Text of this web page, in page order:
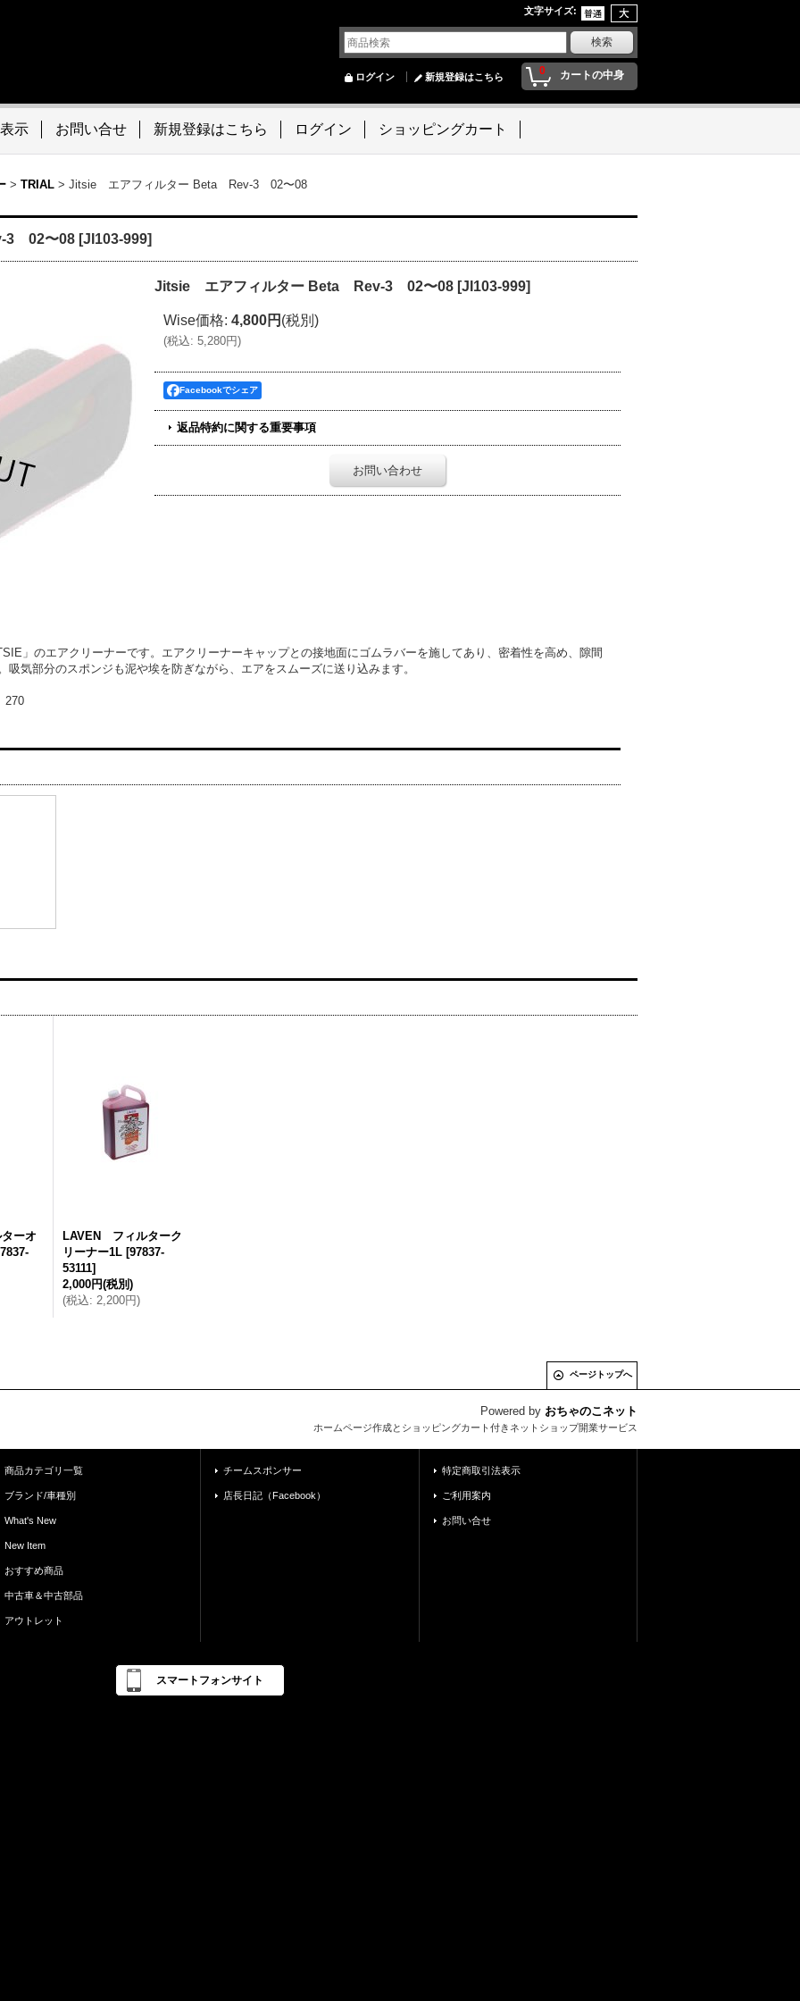
文字サイズ:
0 カートの中身
ログイン 新規登録はこちら
示 お問い合せ 新規登録はこちら ログイン ショッピングカート
> TRIAL > Jitsie エアフィルター Beta Rev-3 02〜08
3 02〜08 [JI103-999]
Jitsie エアフィルター Beta Rev-3 02〜08 [JI103-999]
Wise価格: 4,800円 (税別)
(税込: 5,280円)
Facebookでシェア
返品特約に関する重要事項
お問い合わせ
」のエアクリーナーです。エアクリーナーキャップとの接地面にゴムラバーを施してあり、密着性を高め、隙間
吸気部分のスポンジも泥や埃を防ぎながら、エアをスムーズに送り込みます。
270
ーオ
LAVEN フィルターク
リーナー1L [97837-
53111]
2,000円(税別)
(税込: 2,200円)
ページトップへ
Powered by おちゃのこネット
ホームページ作成とショッピングカート付きネットショップ開業サービス
商品カテゴリ一覧
ブランド/車種別
What's New
New Item
おすすめ商品
中古車＆中古部品
アウトレット
チームスポンサー
店長日記（Facebook）
特定商取引法表示
ご利用案内
お問い合せ
スマートフォンサイト